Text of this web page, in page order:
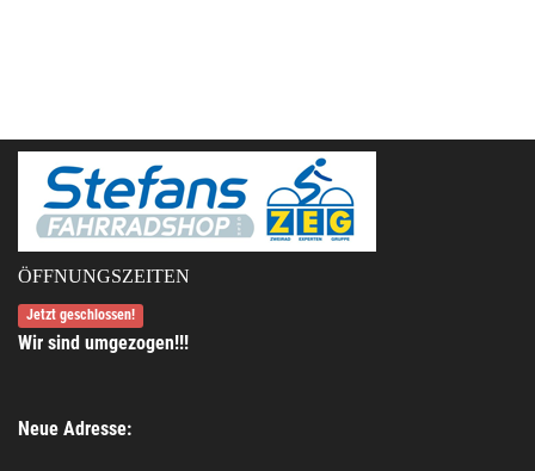
ÖFFNUNGSZEITEN
Jetzt geschlossen!
Wir sind umgezogen!!!
Neue Adresse: